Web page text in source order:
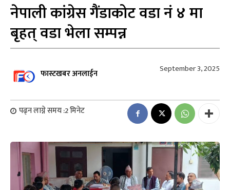
नेपाली कांग्रेस गैंडाकोट वडा नं ४ मा
बृहत् वडा भेला सम्पन्न
फास्टखबर अनलाईन September 3, 2025
पढ्न लाग्ने समय :2मिनेट